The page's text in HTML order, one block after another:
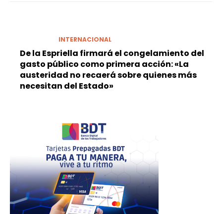
INTERNACIONAL
De la Espriella firmará el congelamiento del
gasto público como primera acción: «La
austeridad no recaerá sobre quienes más
necesitan del Estado»